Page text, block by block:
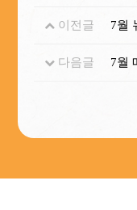
이전글 7월
다음글 7월